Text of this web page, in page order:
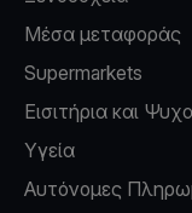
Μέσα μεταφοράς
Supermarkets
Εισιτήρια και
Υγεία
Αυτόνομες